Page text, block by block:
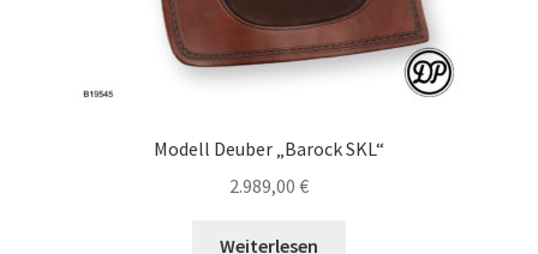
Modell Deuber „Barock SKL“
2.989,00 €
Weiterlesen